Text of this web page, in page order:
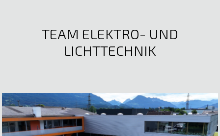
TEAM ELEKTRO- UND
LICHTTECHNIK